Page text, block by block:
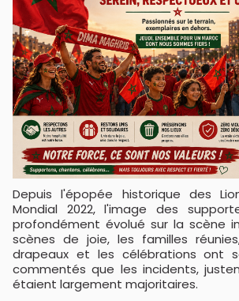
Depuis l'épopée historique des Lions de l'Atlas au
Mondial 2022, l'image des
profondément évolué sur la scène
scènes de joie, les familles
drapeaux et les célébrations ont
commentés que les incidents,
étaient largement majoritaires.